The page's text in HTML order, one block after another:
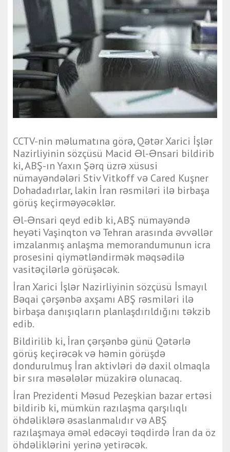
CCTV-nin məlumatına görə, Qətər Xarici İşlər
Nazirliyinin sözçüsü Macid Əl-Ənsari bildirib
ki, ABŞ-ın Yaxın Şərq üzrə xüsusi
nümayəndələri Stiv Vitkoff və Cared Kuşner
Dohadadırlar, lakin İran rəsmiləri ilə birbaşa
görüş keçirməyəcəklər.
Əl-Ənsari qeyd edib ki, ABŞ nümayəndə
heyəti Vaşinqton və Tehran arasında əvvəllər
imzalanmış anlaşma memorandumunun icra
prosesini qiymətləndirmək məqsədilə
vasitəçilərlə görüşəcək.
İran Xarici İşlər Nazirliyinin sözçüsü İsmayıl
Bəqai çərşənbə axşamı ABŞ rəsmiləri ilə
birbaşa danışıqların planlaşdırıldığını təkzib
edib.
Bildirilib ki, İran çərşənbə günü Qətərlə
görüş keçirəcək və həmin görüşdə
dondurulmuş İran aktivləri də daxil olmaqla
bir sıra məsələlər müzakirə olunacaq.
İran Prezidenti Məsud Pezeşkian bazar ertəsi
bildirib ki, mümkün razılaşma qarşılıqlı
öhdəliklərə əsaslanmalıdır və ABŞ
razılaşmaya əməl edəcəyi təqdirdə İran da öz
öhdəliklərini yerinə yetirəcək.